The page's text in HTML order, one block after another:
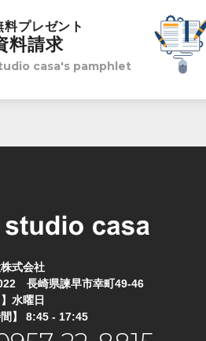
料プレゼント
料請求
casa's pamphlet
式会社
長崎県諫早市幸町49-46
】水曜日
間】 8:45 - 17:45